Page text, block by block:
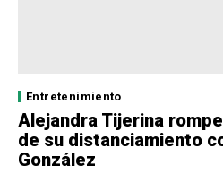
Entretenimiento
Alejandra Tijerina
de su distanciamiento
González